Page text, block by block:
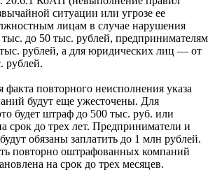
ситуации или угрозе ее
лицам в случае нарушения
до 50 тыс. рублей, предпринимателям
рублей, а для юридических лиц — от
рублей.
факта повторного неисполнения указа
будут еще ужесточены. Для
будет штраф до 500 тыс. руб. или
срок до трех лет. Предприниматели и
обязаны заплатить до 1 млн рублей.
повторно оштрафованных компаний
на срок до трех месяцев.